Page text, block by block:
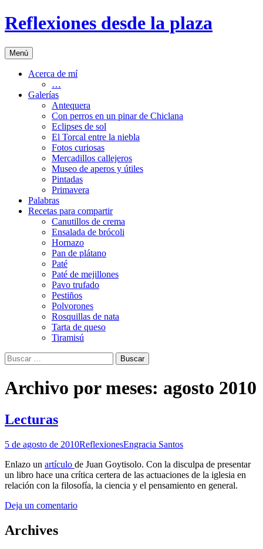
Saltar
al
Reflexiones desde la plaza
Menú
Acerca de mí
…
Galerías
Antequera
Con perros en un pinar de Chiclana
Eclipses de sol
El Torcal entre la niebla
Fotos curiosas
Mercadillos callejeros
Museo de aperos y útiles
Pintadas
Primavera
Palabras
Recetas para compartir
Canutillos de crema
Ensalada de brócoli
Hornazo
Pan de plátano
Paté
Paté de mejillones
Pavo trufado
Pestiños
Polvorones
Rosquillas de nata
Tarta de queso
Tiramisú
Buscar:
Archivo por meses: agosto 2010
Lecturas
5 de agosto de 2010ReflexionesEngracia Santos
Enlazo un artículo de Juan Goytisolo. Con la disculpa de presentar
un libro hace una crítica certera de las actuaciones de la iglesia en
relación con la filosofía, la ciencia y el pensamiento en general.
Deja un comentario
Archives